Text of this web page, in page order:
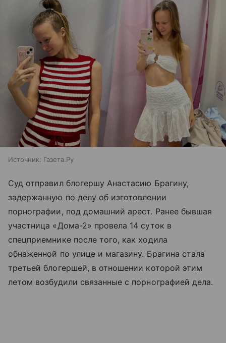
Источник: Газета.Ру
Суд отправил блогершу Анастасию Брагину,
задержанную по делу об изготовлении
порнографии, под домашний арест. Ранее бывшая
участница «Дома-2» провела 14 суток в
спецприемнике после того, как ходила
обнаженной по улице и магазину. Брагина стала
третьей блогершей, в отношении которой этим
летом возбудили связанные с порнографией дела.